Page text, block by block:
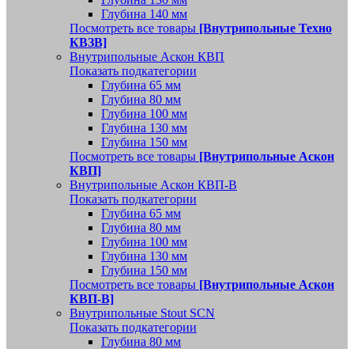
Глубина 140 мм
Посмотреть все товары [Внутрипольные Техно
КВЗВ]
Внутрипольные Аскон КВП
Показать подкатегории
Глубина 65 мм
Глубина 80 мм
Глубина 100 мм
Глубина 130 мм
Глубина 150 мм
Посмотреть все товары [Внутрипольные Аскон
КВП]
Внутрипольные Аскон КВП-В
Показать подкатегории
Глубина 65 мм
Глубина 80 мм
Глубина 100 мм
Глубина 130 мм
Глубина 150 мм
Посмотреть все товары [Внутрипольные Аскон
КВП-В]
Внутрипольные Stout SCN
Показать подкатегории
Глубина 80 мм